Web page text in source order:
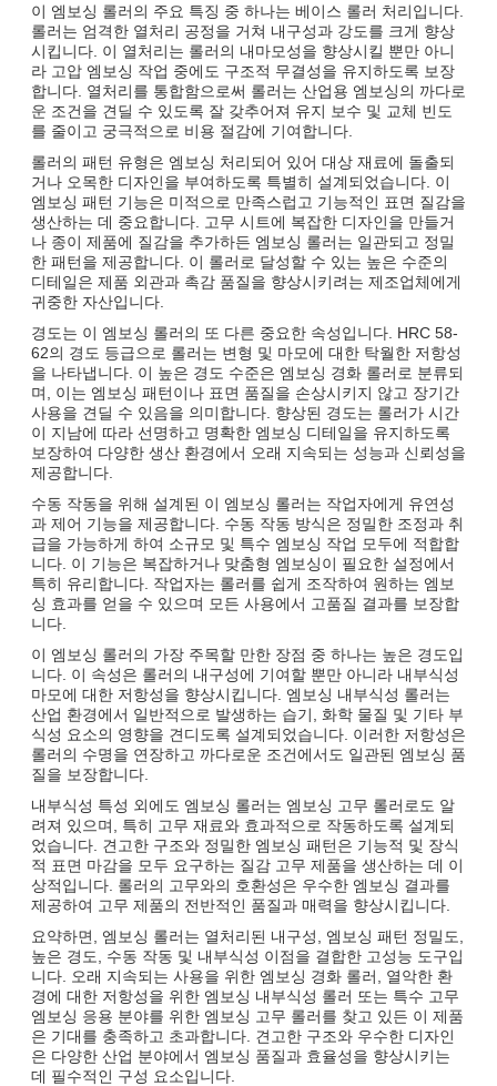
이 엠보싱 롤러의 주요 특징 중 하나는 베이스 롤러 처리입니다.
롤러는 엄격한 열처리 공정을 거쳐 내구성과 강도를 크게 향상
시킵니다. 이 열처리는 롤러의 내마모성을 향상시킬 뿐만 아니
라 고압 엠보싱 작업 중에도 구조적 무결성을 유지하도록 보장
합니다. 열처리를 통합함으로써 롤러는 산업용 엠보싱의 까다로
운 조건을 견딜 수 있도록 잘 갖추어져 유지 보수 및 교체 빈도
를 줄이고 궁극적으로 비용 절감에 기여합니다.
롤러의 패턴 유형은 엠보싱 처리되어 있어 대상 재료에 돌출되
거나 오목한 디자인을 부여하도록 특별히 설계되었습니다. 이
엠보싱 패턴 기능은 미적으로 만족스럽고 기능적인 표면 질감을
생산하는 데 중요합니다. 고무 시트에 복잡한 디자인을 만들거
나 종이 제품에 질감을 추가하든 엠보싱 롤러는 일관되고 정밀
한 패턴을 제공합니다. 이 롤러로 달성할 수 있는 높은 수준의
디테일은 제품 외관과 촉감 품질을 향상시키려는 제조업체에게
귀중한 자산입니다.
경도는 이 엠보싱 롤러의 또 다른 중요한 속성입니다. HRC 58-
62의 경도 등급으로 롤러는 변형 및 마모에 대한 탁월한 저항성
을 나타냅니다. 이 높은 경도 수준은 엠보싱 경화 롤러로 분류되
며, 이는 엠보싱 패턴이나 표면 품질을 손상시키지 않고 장기간
사용을 견딜 수 있음을 의미합니다. 향상된 경도는 롤러가 시간
이 지남에 따라 선명하고 명확한 엠보싱 디테일을 유지하도록
보장하여 다양한 생산 환경에서 오래 지속되는 성능과 신뢰성을
제공합니다.
수동 작동을 위해 설계된 이 엠보싱 롤러는 작업자에게 유연성
과 제어 기능을 제공합니다. 수동 작동 방식은 정밀한 조정과 취
급을 가능하게 하여 소규모 및 특수 엠보싱 작업 모두에 적합합
니다. 이 기능은 복잡하거나 맞춤형 엠보싱이 필요한 설정에서
특히 유리합니다. 작업자는 롤러를 쉽게 조작하여 원하는 엠보
싱 효과를 얻을 수 있으며 모든 사용에서 고품질 결과를 보장합
니다.
이 엠보싱 롤러의 가장 주목할 만한 장점 중 하나는 높은 경도입
니다. 이 속성은 롤러의 내구성에 기여할 뿐만 아니라 내부식성
마모에 대한 저항성을 향상시킵니다. 엠보싱 내부식성 롤러는
산업 환경에서 일반적으로 발생하는 습기, 화학 물질 및 기타 부
식성 요소의 영향을 견디도록 설계되었습니다. 이러한 저항성은
롤러의 수명을 연장하고 까다로운 조건에서도 일관된 엠보싱 품
질을 보장합니다.
내부식성 특성 외에도 엠보싱 롤러는 엠보싱 고무 롤러로도 알
려져 있으며, 특히 고무 재료와 효과적으로 작동하도록 설계되
었습니다. 견고한 구조와 정밀한 엠보싱 패턴은 기능적 및 장식
적 표면 마감을 모두 요구하는 질감 고무 제품을 생산하는 데 이
상적입니다. 롤러의 고무와의 호환성은 우수한 엠보싱 결과를
제공하여 고무 제품의 전반적인 품질과 매력을 향상시킵니다.
요약하면, 엠보싱 롤러는 열처리된 내구성, 엠보싱 패턴 정밀도,
높은 경도, 수동 작동 및 내부식성 이점을 결합한 고성능 도구입
니다. 오래 지속되는 사용을 위한 엠보싱 경화 롤러, 열악한 환
경에 대한 저항성을 위한 엠보싱 내부식성 롤러 또는 특수 고무
엠보싱 응용 분야를 위한 엠보싱 고무 롤러를 찾고 있든 이 제품
은 기대를 충족하고 초과합니다. 견고한 구조와 우수한 디자인
은 다양한 산업 분야에서 엠보싱 품질과 효율성을 향상시키는
데 필수적인 구성 요소입니다.